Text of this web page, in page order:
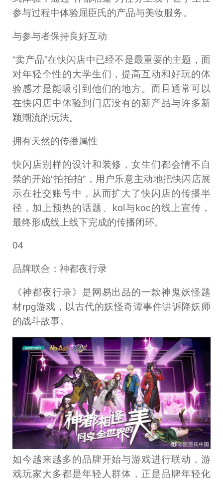
参与过程中体验屈臣氏的产品与美妆服务。
与参与者保持良好互动
“卖产品”在快闪店中已经不是最重要的主题，面
对年轻个性的大学生们，提高互动和好玩的体
验感才是能吸引到他们的地方。而且通常可以
在快闪店中体验到门店没有的新产品与许多新
颖潮流的玩法。
拥有天然的传播属性
快闪店别样的设计和装修，女生们都会情不自
禁的开始“拍拍拍”，用户乐意主动地把快闪店展
示在社交账号中，从而扩大了快闪店的传播半
径，加上预热的话题、kol与koc的线上宣传，
最终形成线上线下完成的传播闭环。
04
品牌联合：神都夜行录
《神都夜行录》是网易出品的一款神鬼妖怪题
材rpg游戏，以古代的妖怪奇谭事件讲诉降妖师
的战斗故事。
如今越来越多的品牌开始与游戏进行联动，游
戏玩家大多都是年轻人群体，正是品牌年轻化